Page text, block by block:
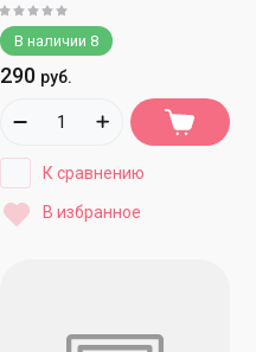
В наличии 8
290 руб.
К сравнению
В избранное